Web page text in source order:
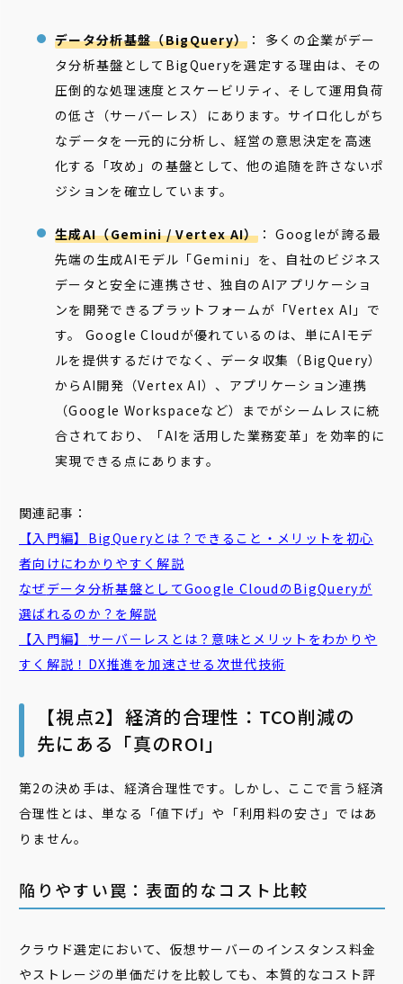
データ分析基盤（BigQuery） ： 多くの企業がデー
タ分析基盤としてBigQueryを選定する理由は、その
圧倒的な処理速度とスケービリティ、そして運用負荷
の低さ（サーバーレス）にあります。サイロ化しがち
なデータを一元的に分析し、経営の意思決定を高速
化する「攻め」の基盤として、他の追随を許さないポ
ジションを確立しています。
生成AI（Gemini / Vertex AI）： Googleが誇る最
先端の生成AIモデル「Gemini」を、自社のビジネス
データと安全に連携させ、独自のAIアプリケーショ
ンを開発できるプラットフォームが「Vertex AI」で
す。 Google Cloudが優れているのは、単にAIモデ
ルを提供するだけでなく、データ収集（BigQuery）
からAI開発（Vertex AI）、アプリケーション連携
（Google Workspaceなど）までがシームレスに統
合されており、「AIを活用した業務変革」を効率的に
実現できる点にあります。
関連記事：
【入門編】 BigQueryとは？できること・メリットを初心
者向けにわかりやすく解説
なぜデータ分析基盤としてGoogle CloudのBigQueryが
選ばれるのか？を解説
【入門編】 サーバーレス とは？意味とメリットをわかりや
すく解説！DX推進を加速させる次世代技術
【視点2】経済的合理性：TCO削減の
先にある「真のROI」
第2の決め手は、経済合理性です。しかし、ここで言う経済
合理性とは、単なる「値下げ」や「利用料の安さ」ではあ
りません。
陥りやすい罠：表面的なコスト比較
クラウド選定において、仮想サーバーのインスタンス料金
やストレージの単価だけを比較しても、本質的なコスト評